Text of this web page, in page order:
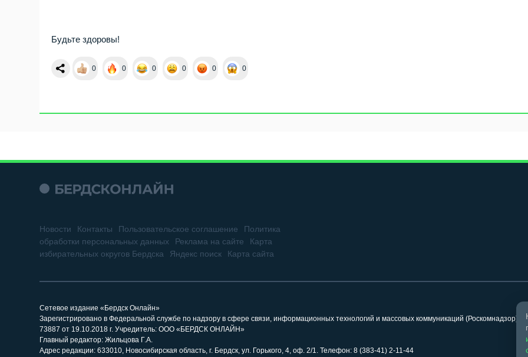
Будьте здоровы!
0 0 0 0 0 0
Новости Контакты Пользовательское соглашение
Политика
обработки персональных данных
Реклама на сайте
Карта
избирательных округов Бердска
Яндекс поиск Карта сайта
Сетевое издание «Бердск Онлайн»
Зарегистрировано в Федеральной службе по надзору в сфере связи, информационных технологий и массовых коммуникаций
73887 от 19.10.2018 г. Учредитель: ООО «БЕРДСК ОНЛАЙН»
Главный редактор: Жильцова Г.А.
Адрес редакции: 633010, Новосибирская область, г. Бердск, ул. Горького, 4, оф. 2/1. Телефон: 8 (383-41) 2-11-44